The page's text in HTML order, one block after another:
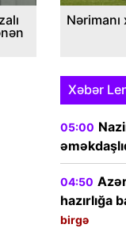
Xəbər
05:00
04:50
hazırlığa
birgə